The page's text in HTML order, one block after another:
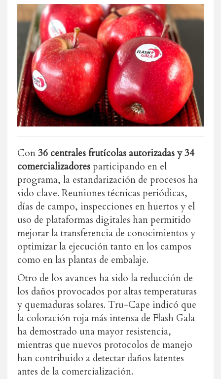
Con36 centrales frutícolas autorizadas y 34
comercializadores participando en el
programa, la estandarización de procesos ha
sido clave. Reuniones técnicas periódicas,
días de campo, inspecciones en huertos y el
uso de plataformas digitales han permitido
mejorar la transferencia de conocimientos y
optimizar la ejecución tanto en los campos
como en las plantas de embalaje.
Otro de los avances ha sido la reducción de
los daños provocados por altas temperaturas
y quemaduras solares. Tru-Cape indicó que
la coloración roja más intensa de Flash Gala
ha demostrado una mayor resistencia,
mientras que nuevos protocolos de manejo
han contribuido a detectar daños latentes
antes de la comercialización.